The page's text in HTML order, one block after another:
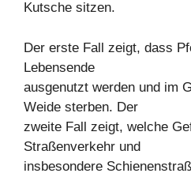
Kutsche sitzen.
Der erste Fall zeigt, dass
Lebensende
ausgenutzt werden und im
Weide sterben. Der
zweite Fall zeigt, welche
Straßenverkehr und
insbesondere